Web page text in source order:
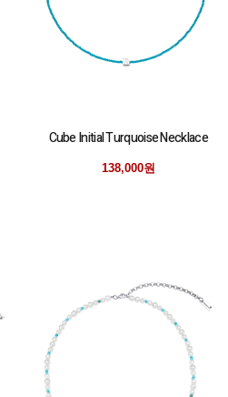
Cube Initial Turquoise Necklace
138,000원